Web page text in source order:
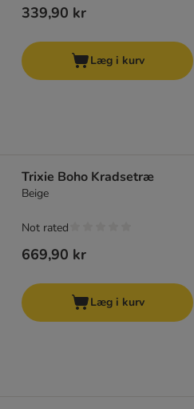
339,90 kr
Læg i kurv
Trixie Boho Kradsetræ
Beige
669,90 kr
Not rated
Læg i kurv